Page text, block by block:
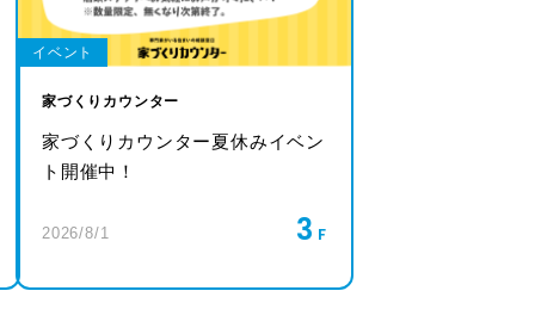
イベント
家づくりカウンター
家づくりカウンター夏休みイベン
ト開催中！
2026/8/1 3